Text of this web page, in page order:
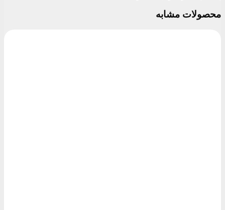
محصولات مشابه